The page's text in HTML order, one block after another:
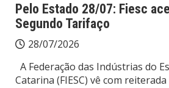
Pelo Estado 28/07: Fiesc
Segundo Tarifaço
28/07/2026
A Federação das Indústrias do
Catarina (FIESC) vê com